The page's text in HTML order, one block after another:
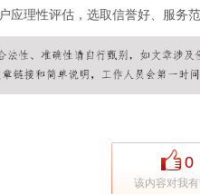
应理性评估，选取信誉好、服务
0
该内容对我